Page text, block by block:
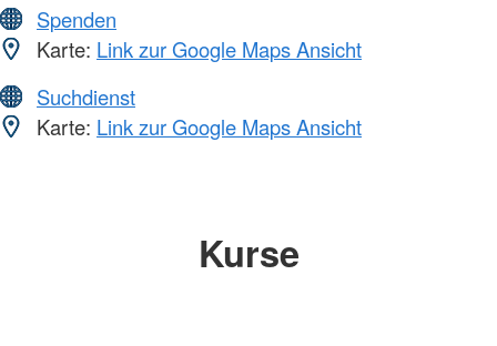
Spenden
Karte: Link zur Google Maps Ansicht
Suchdienst
Karte: Link zur Google Maps Ansicht
Kurse